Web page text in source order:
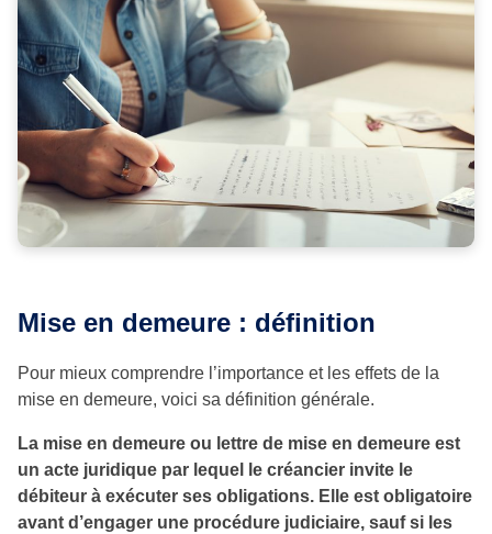
Mise en demeure : définition
Pour mieux comprendre l’importance et les effets de la
mise en demeure, voici sa définition générale.
La mise en demeure ou lettre de mise en demeure est
un acte juridique par lequel le créancier invite le
débiteur à exécuter ses obligations. Elle est obligatoire
avant d’engager une procédure judiciaire, sauf si les